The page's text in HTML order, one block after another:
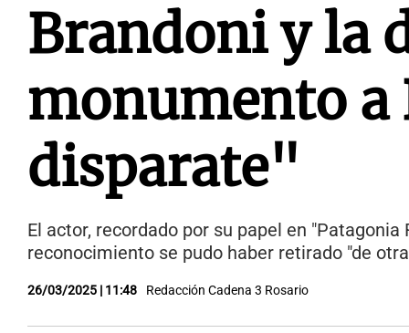
Brandoni y la
monumento a
disparate"
El actor, recordado por su papel en "Patagonia
reconocimiento se pudo haber retirado "de
26/03/2025 | 11:48 Redacción Cadena 3 Rosario